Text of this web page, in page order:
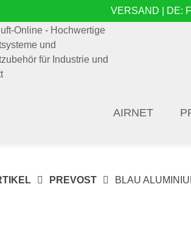
VERSAND | DE:
AIRNET
PREVOST BLAU